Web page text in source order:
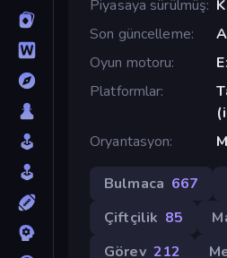
Piyasaya sürülmüş
Son güncelleme
Oyun motoru
Platformlar
Oryantasyon
Bulmaca 667
Çiftçilik 85
Görev 212